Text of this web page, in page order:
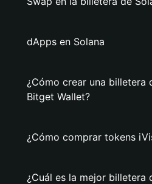
dApps en Solana
¿Cómo crear una billetera
Bitget Wallet?
¿Cómo comprar tokens
¿Cuál es la mejor billetera